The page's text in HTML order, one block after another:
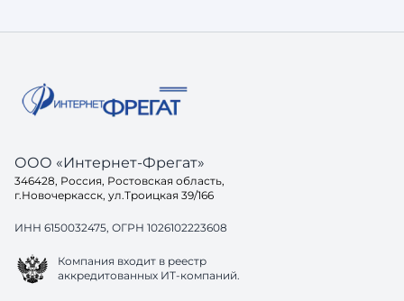
подрядчик будет работать вслепую. 2.
Ак
ООО «Интернет-Фрегат»
346428, Россия, Ростовская область,
г.Новочеркасск, ул.Троицкая 39/166
ИНН 6150032475, ОГРН 1026102223608
Компания входит в реестр
аккредитованных ИТ-компаний.